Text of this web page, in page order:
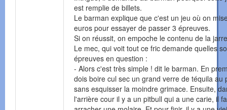
est remplie de billets.
Le barman explique que c'est un jeu où on
euros pour essayer de passer 3 épreuves.
Si on réussit, on empoche le contenu de la
Le mec, qui voit tout ce fric demande quelles
épreuves en question :
- Alors c'est très simple ! dit le barman. En
dois boire cul sec un grand verre de téquila au
sans esquisser la moindre grimace. Ensuite,
l'arrière cour il y a un pitbull qui a une carie, il